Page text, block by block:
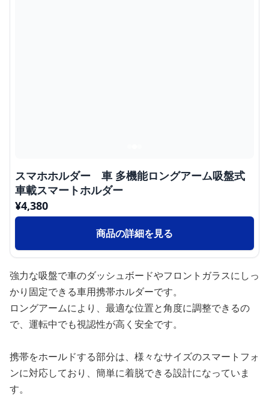
スマホホルダー 車 多機能ロングアーム吸盤式
車載スマートホルダー
¥4,380
商品の詳細を見る
強力な吸盤で車のダッシュボードやフロントガラスにしっ
かり固定できる車用携帯ホルダーです。
ロングアームにより、最適な位置と角度に調整できるの
で、運転中でも視認性が高く安全です。
携帯をホールドする部分は、様々なサイズのスマートフォ
ンに対応しており、簡単に着脱できる設計になっていま
す。